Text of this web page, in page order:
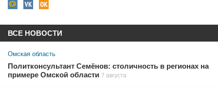
ВСЕ НОВОСТИ
Омская область
Политконсультант Семёнов: столичность в регионах на
примере Омской области 7 августа